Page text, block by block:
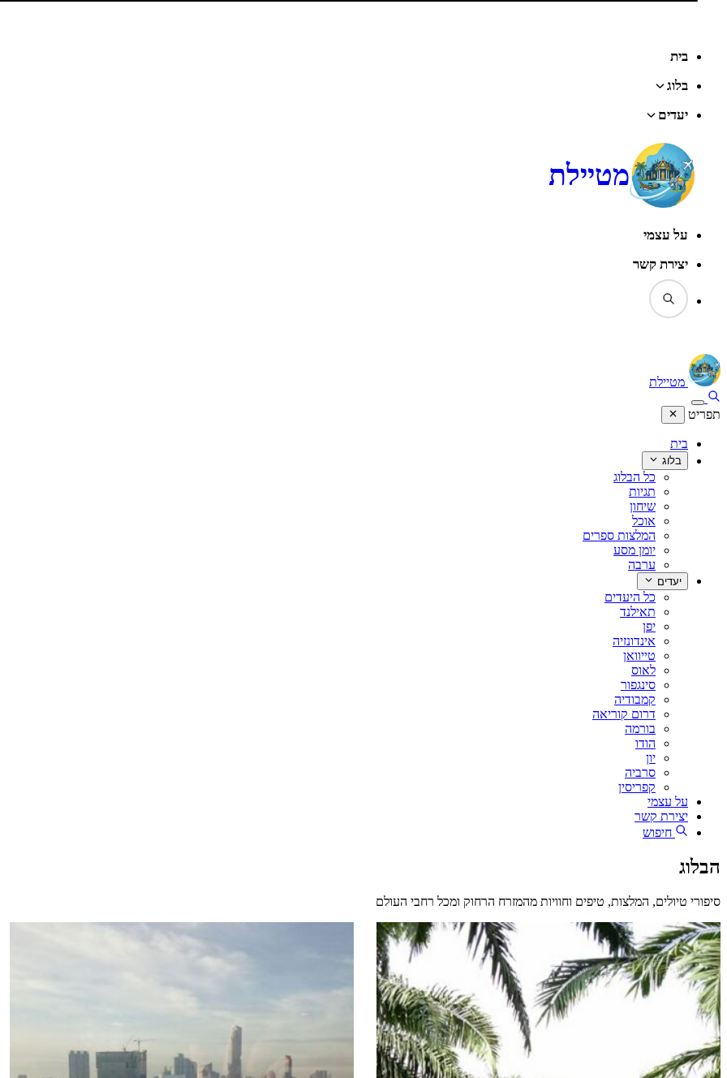
בית
בלוג
יעדים
מטיילת
על עצמי
יצירת קשר
מטיילת
תפריט
בית
בלוג
כל הבלוג
תגיות
שיחון
אוכל
המלצות ספרים
יומן מסע
ערבה
יעדים
כל היעדים
תאילנד
יפן
אינדונזיה
טייוואן
לאוס
סינגפור
קמבודיה
דרום קוריאה
בורמה
הודו
יון
סרביה
קפריסין
על עצמי
יצירת קשר
חיפוש
הבלוג
סיפורי טיולים, המלצות, טיפים וחוויות מהמזרח הרחוק ומכל רחבי העולם